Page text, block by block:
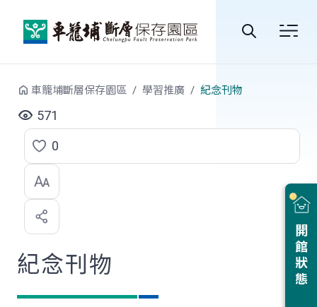
站
尋
開館狀態
車籠埔斷層保存園區 學習推廣 紀念刊物
571
點
選
喜
歡
0
紀念刊物